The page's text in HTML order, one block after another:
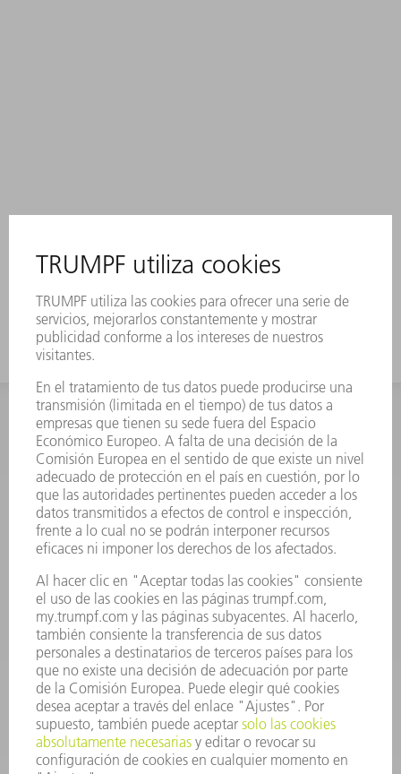
INFORMACIÓN
Preguntas más frecuentes
Condiciones generales de venta
CONTACTO
Departamento de Repuestos
+34 91 657 36 70
Viernes de 8h – 17h
repuestos@es.trumpf.com
CONTACTO
Departamento de Utillaje
+34 91 657 36 69
Lunes a Jueves de 8h – 18h
Viernes de 8h – 17h
utillaje@trumpf.com